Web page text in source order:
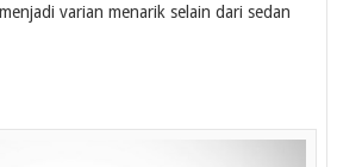
varian menarik selain dari sedan